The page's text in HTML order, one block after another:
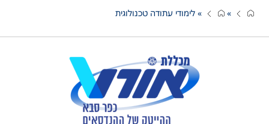
»
» לימודי עתודה טכנולוגית